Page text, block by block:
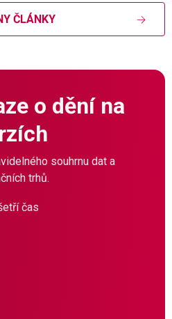
ČLÁNKY
o dění na
souhrnu dat a
trhů.
čas